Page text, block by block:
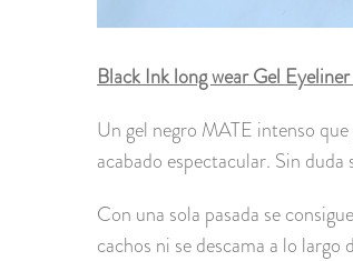
Black Ink long wear Gel
Un gel negro MATE intenso
acabado espectacular. Sin
Con una sola pasada se
cachos ni se descama a lo largo